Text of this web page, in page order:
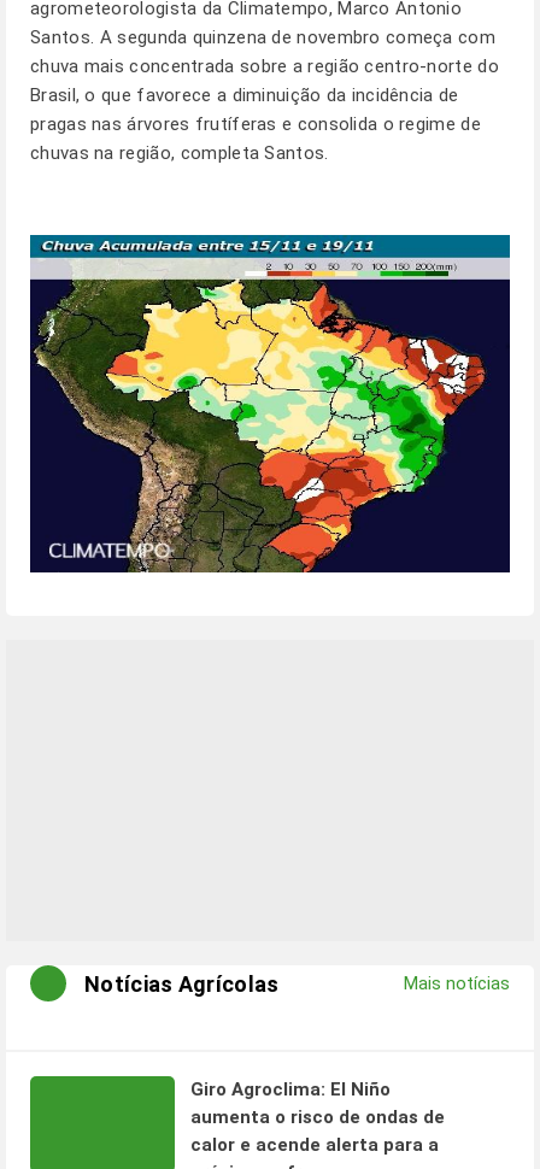
agrometeorologista da Climatempo, Marco Antonio
Santos. A segunda quinzena de novembro começa com
chuva mais concentrada sobre a região centro-norte do
Brasil, o que favorece a diminuição da incidência de
pragas nas árvores frutíferas e consolida o regime de
chuvas na região, completa Santos.
Notícias Agrícolas Mais notícias
Giro Agroclima: El Niño
aumenta o risco de ondas de
calor e acende alerta para a